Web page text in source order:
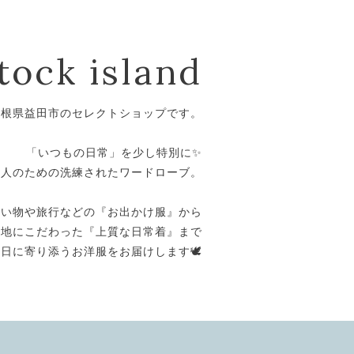
island
県益田市のセレクトショップです。
「いつもの日常」を少し特別に✨
のための洗練されたワードローブ。
物や旅行などの『お出かけ服』から
にこだわった『上質な日常着』まで
に寄り添うお洋服をお届けします🕊️